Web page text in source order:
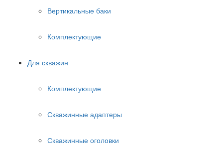
Вертикальные баки
Комплектующие
Для скважин
Комплектующие
Скважинные адаптеры
Скважинные оголовки